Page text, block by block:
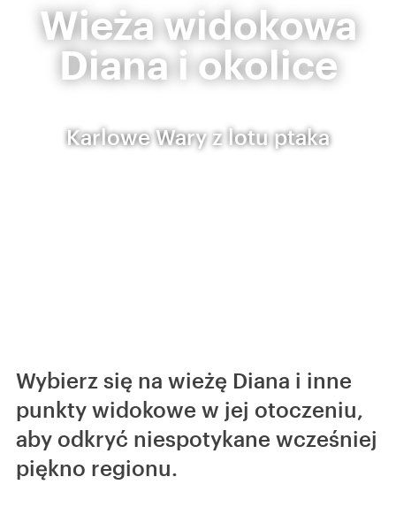
Wieża widokowa
Diana i okolice
Karlowe Wary z lotu ptaka
Wybierz się na wieżę Diana i inne
punkty widokowe w jej otoczeniu,
aby odkryć niespotykane wcześniej
piękno regionu.